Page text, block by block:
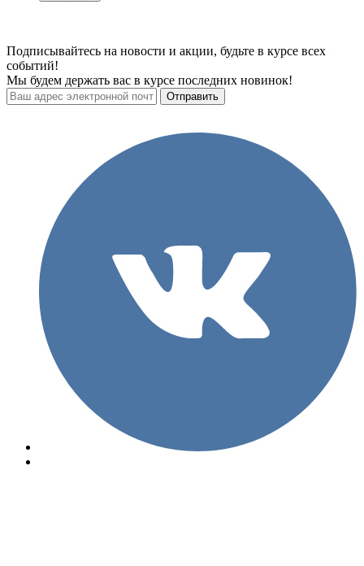
Подписывайтесь на новости и акции, будьте в курсе всех
событий!
Мы будем держать вас в курсе последних новинок!